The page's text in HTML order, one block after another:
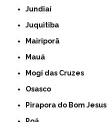
Jundiaí
Juquitiba
Mairiporã
Mauá
Mogi das Cruzes
Osasco
Pirapora do Bom Jesus